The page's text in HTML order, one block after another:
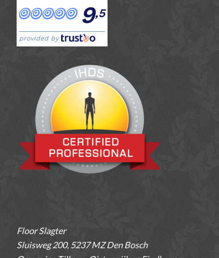
9,5
provided by
Floor Slagter
Sluisweg 200, 5237 MZ Den Bosch